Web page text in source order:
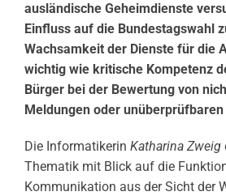
ausländische Geheimdienste
Einfluss auf die Bundestagswahl
Wachsamkeit der Dienste für die
wichtig wie kritische Kompetenz
Bürger bei der Bewertung von
Meldungen oder
Die Informatikerin Katharina Zweig
Thematik mit Blick auf die
Kommunikation aus der Sicht der